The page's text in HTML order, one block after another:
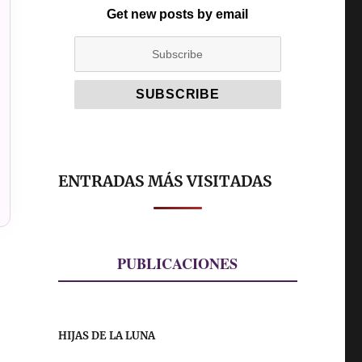
Get new posts by email
ENTRADAS MÁS VISITADAS
PUBLICACIONES
HIJAS DE LA LUNA